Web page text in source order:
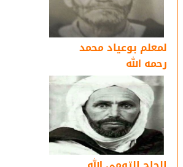
لمعلم بوعياد محمد
رحمه الله